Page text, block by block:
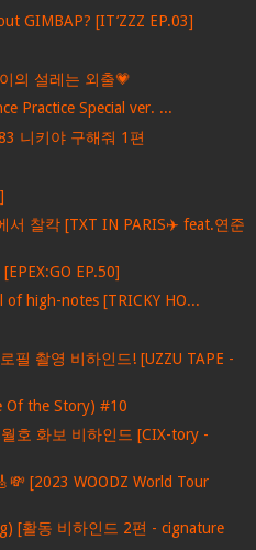
GIMBAP? [IT’ZZZ EP.03]
의 설레는 외출💗
Practice Special ver. ...
니키야 구해줘 1편
서 찰칵 [TXT IN PARIS✈️ feat.연준
EP.50]
high-notes [TRICKY HO...
필 촬영 비하인드! [UZZU TAPE -
Of the Story) #10
호 화보 비하인드 [CIX-tory -
[2023 WOODZ World Tour
[활동 비하인드 2편 - cignature